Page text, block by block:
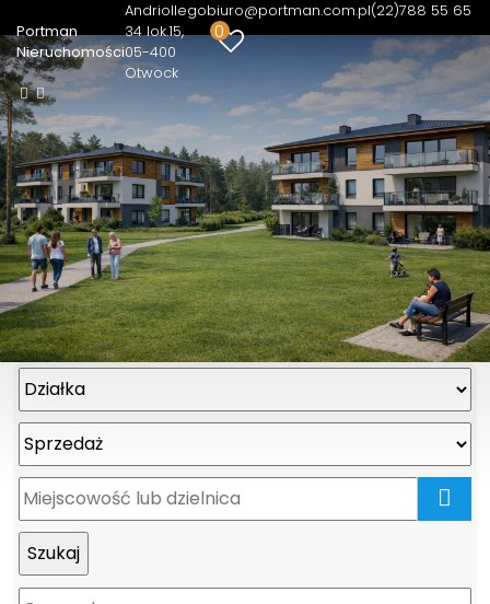
Portman
Nieruchomości
Andriollego
34 lok.15
05-400
Otwock
biuro@portman.com.pl(22)788 55 65
0